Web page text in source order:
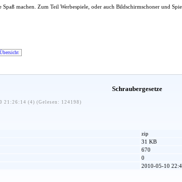
machen. Zum Teil Werbespiele, oder auch Bildschirmschoner und
Übersicht
Schraubergesetze
21:26:14 (4) (Gelesen: 124198)
zip
31 KB
670
0
2010-05-10